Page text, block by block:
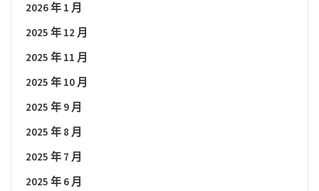
2026 年 1 月
2025 年 12 月
2025 年 11 月
2025 年 10 月
2025 年 9 月
2025 年 8 月
2025 年 7 月
2025 年 6 月